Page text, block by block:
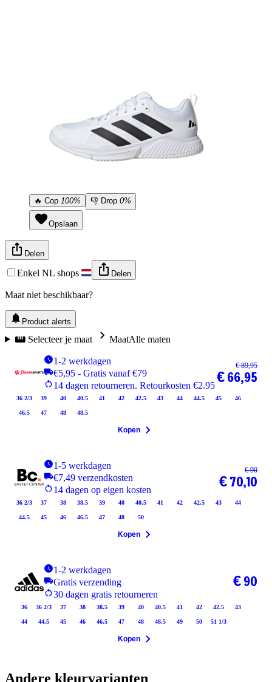
🔥 Cop 100% 👎 Drop 0%
Opslaan
Delen
Enkel NL shops Delen
Maat niet beschikbaar?
Product alerts
Selecteer je maat MaatAlle maten
1-2 werkdagen
€5,95 - Gratis vanaf €79
14 dagen retourneren. Retourkosten €2.95
36 2/3 39 40 40.5 41 42 42.5 43 44 44.5 45 46
46.5 47 48 48.5
€ 89,95
€ 66,95
Kopen
1-5 werkdagen
€7,49 verzendkosten
14 dagen op eigen kosten
36 2/3 37 38 38.5 39 40 40.5 41 42 42.5 43 44
44.5 45 46 46.5 47 48 50
€ 90
€ 70,10
Kopen
1-2 werkdagen
Gratis verzending
30 dagen gratis retourneren
36 36 2/3 37 38 38.5 39 40 40.5 41 42 42.5 43
44 44.5 45 46 46.5 47 48 48.5 49 50 51 1/3
€ 90
Kopen
Andere kleurvarianten